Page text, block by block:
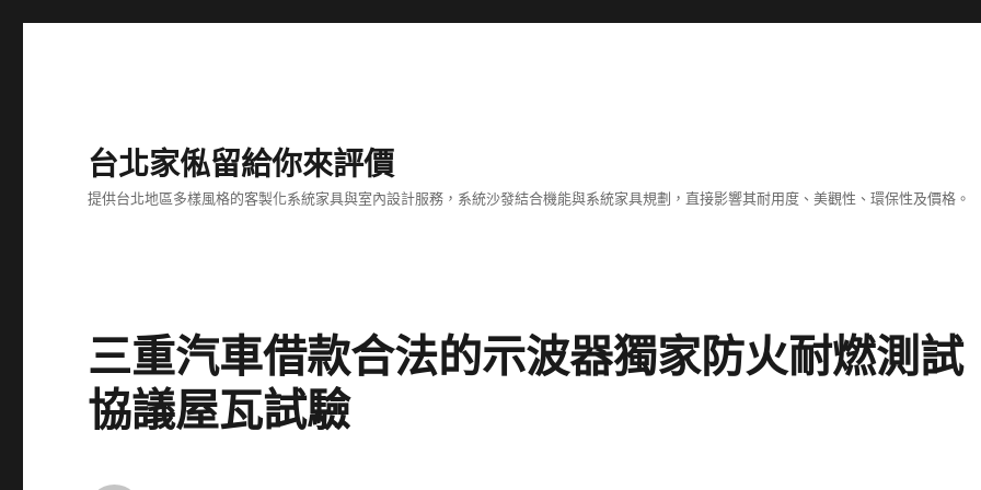
台北家俬留給你來評價
提供台北地區多樣風格的客製化系統家具與室內設計服務，系統沙發結合機能與系統家具規劃，直接影響其耐用度、美觀性、環保性及價格。
三重汽車借款合法的示波器獨家防火耐燃測試
協議屋瓦試驗